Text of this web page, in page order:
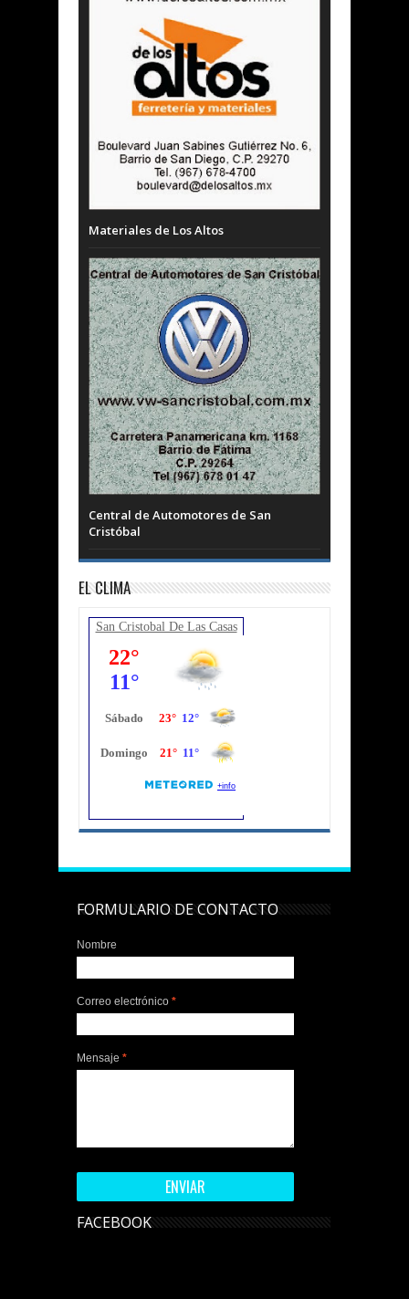
Materiales de Los Altos
Central de Automotores de San
Cristóbal
EL CLIMA
San Cristobal De Las Casas
FORMULARIO DE CONTACTO
Nombre
Correo electrónico *
Mensaje *
FACEBOOK